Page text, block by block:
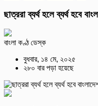
ছাত্ররা ব্যর্থ হলে ব্যর্থ হবে
বাংলা কণ্ঠ ডেস্ক
বুধবার, ১৪ মে, ২০২৫
২৮০ বার পড়া হয়েছে